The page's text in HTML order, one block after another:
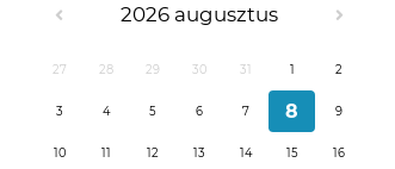
2026 augusztus
27 28 29 30 31 1 2
3 4 5 6 7 8 9
10 11 12 13 14 15 16